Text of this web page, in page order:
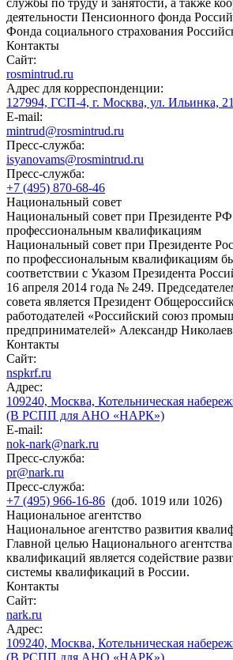
службы по труду и занятости, а также
деятельности Пенсионного фонда
Фонда социального страхования
Контакты
Сайт:
rosmintrud.ru
Адрес для корреспонденции:
127994, ГСП-4, г. Москва, ул. Ильинка, 21
E-mail:
mintrud@rosmintrud.ru
Пресс-служба:
isyanovams@rosmintrud.ru
Пресс-служба:
+7 (495) 870-68-46
Национальный совет
Национальный совет при Президенте
профессиональным квалификациям
Национальный совет при Президенте
по профессиональным квалификациям
соответствии с Указом Президента
16 апреля 2014 года № 249.
совета является Президент
работодателей «Российский союз
предпринимателей» Александр
Контакты
Сайт:
nspkrf.ru
Адрес:
109240, Москва, Котельническая
(В РСПП для АНО «НАРК»)
E-mail:
nok-nark@nark.ru
Пресс-служба:
pr@nark.ru
Пресс-служба:
+7 (495) 966-16-86 (доб. 1019 или 1026)
Национальное агентство
Национальное агентство развития
Главной целью Национального
квалификаций является содействие
системы квалификаций в России.
Контакты
Сайт:
nark.ru
Адрес:
109240, Москва, Котельническая
(В РСПП для АНО «НАРК»)